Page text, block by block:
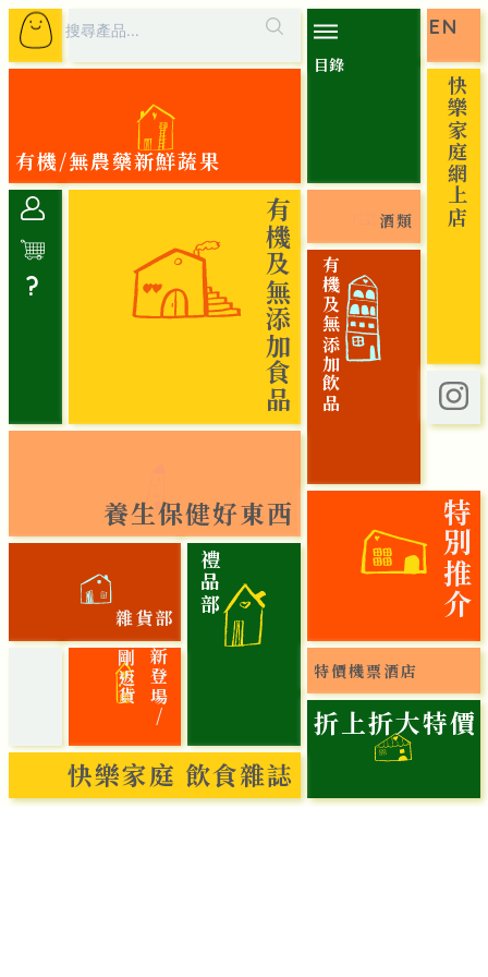
目錄
有機/無農藥新鮮蔬果
EN
快樂家庭網上店
? 有機及無添加食品 酒類
有機及無添加飲品
養生保健好東西 特別推介
雜貨部
禮品部
新
登
場
/
剛
返
貨 特價機票酒店
折上折大特價
快樂家庭 飲食雜誌